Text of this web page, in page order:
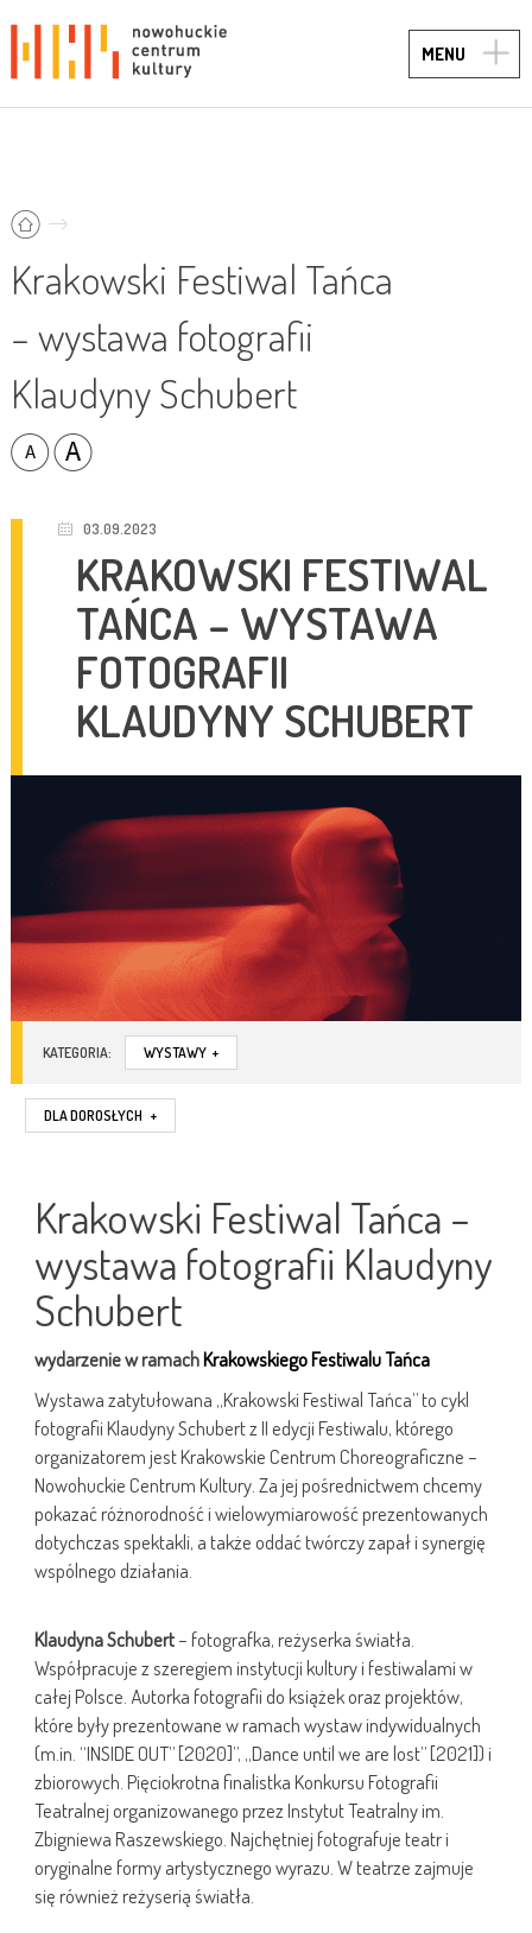
MENU
Krakowski Festiwal Tańca
– wystawa fotografii
Klaudyny Schubert
03.09.2023
KRAKOWSKI FESTIWAL
TAŃCA – WYSTAWA
FOTOGRAFII
KLAUDYNY SCHUBERT
KATEGORIA: WYSTAWY +
DLA DOROSŁYCH +
Krakowski Festiwal Tańca –
wystawa fotografii Klaudyny
Schubert
wydarzenie w ramachKrakowskiego Festiwalu Tańca
Wystawa zatytułowana „Krakowski Festiwal Tańca” to cykl
fotografii Klaudyny Schubert z II edycji Festiwalu, którego
organizatorem jest Krakowskie Centrum Choreograficzne –
Nowohuckie Centrum Kultury. Za jej pośrednictwem chcemy
pokazać różnorodność i wielowymiarowość prezentowanych
dotychczas spektakli, a także oddać twórczy zapał i synergię
wspólnego działania.
Klaudyna Schubert– fotografka, reżyserka światła.
Współpracuje z szeregiem instytucji kultury i festiwalami w
całej Polsce. Autorka fotografii do książek oraz projektów,
które były prezentowane w ramach wystaw indywidualnych
(m.in. “INSIDE OUT” [2020]”, „Dance until we are lost” [2021]) i
zbiorowych. Pięciokrotna finalistka Konkursu Fotografii
Teatralnej organizowanego przez Instytut Teatralny im.
Zbigniewa Raszewskiego. Najchętniej fotografuje teatr i
oryginalne formy artystycznego wyrazu. W teatrze zajmuje
się również reżyserią światła.